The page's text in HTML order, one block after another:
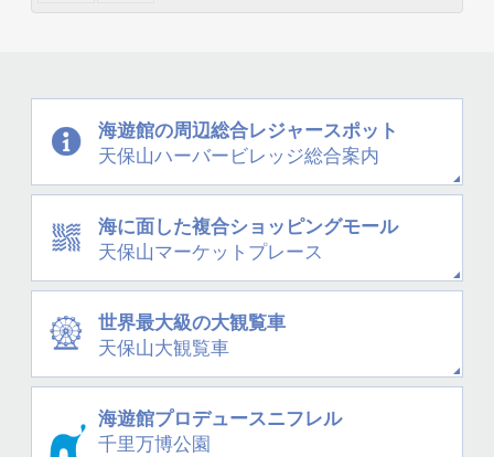
海遊館の周辺総合レジャースポット
天保山ハーバービレッジ総合案内
海に面した複合ショッピングモール
天保山マーケットプレース
世界最大級の大観覧車
天保山大観覧車
海遊館プロデュースニフレル
千里万博公園